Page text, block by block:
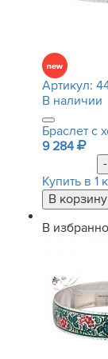
Артикул:
В наличии
Браслет с
9 284
-
Купить в 1
В